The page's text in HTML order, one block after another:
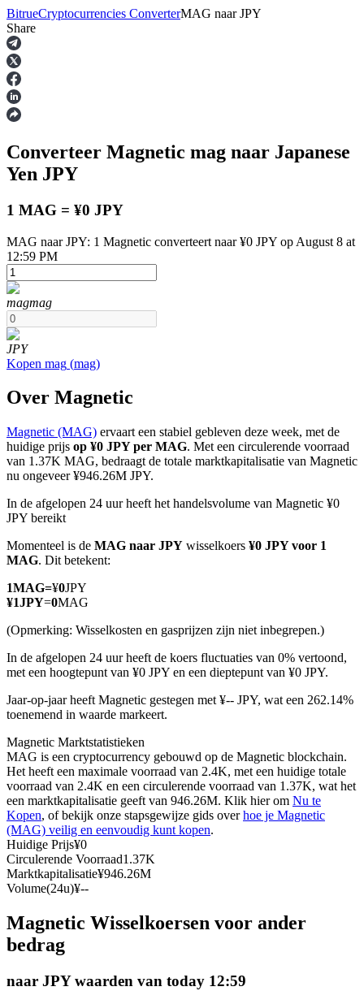
Termijncontracten
USDT-futures
COIN-M-futures
Cryptocurrency-futures
TradFi
Derivaten voor aandelen, forex, edelmetalen en grondstoffen
USDC-futures
Futures met USDC als onderpand
Sluit je aan bij top traders
BitrueCryptocurrencies ConverterMAG naar JPY
Share
Converteer Magnetic mag naar Japanese
Yen JPY
1 MAG = ¥0 JPY
MAG naar JPY: 1 Magnetic converteert naar ¥0 JPY op August 8 at
12:59 PM
magmag
JPY
Kopen mag (mag)
Over Magnetic
Magnetic (MAG) ervaart een stabiel gebleven deze week, met de
huidige prijs op ¥0 JPY per MAG. Met een circulerende voorraad
van 1.37K MAG, bedraagt de totale marktkapitalisatie van Magnetic
nu ongeveer ¥946.26M JPY.
In de afgelopen 24 uur heeft het handelsvolume van Magnetic ¥0
JPY bereikt
Momenteel is de MAG naar JPY wisselkoers ¥0 JPY voor 1
MAG. Dit betekent:
1MAG=¥0JPY
¥1JPY=0MAG
(Opmerking: Wisselkosten en gasprijzen zijn niet inbegrepen.)
In de afgelopen 24 uur heeft de koers fluctuaties van 0% vertoond,
met een hoogtepunt van ¥0 JPY en een dieptepunt van ¥0 JPY.
Jaar-op-jaar heeft Magnetic gestegen met ¥-- JPY, wat een 262.14%
toenemend in waarde markeert.
Magnetic Marktstatistieken
MAG is een cryptocurrency gebouwd op de Magnetic blockchain.
Het heeft een maximale voorraad van 2.4K, met een huidige totale
voorraad van 2.4K en een circulerende voorraad van 1.37K, wat het
een marktkapitalisatie geeft van 946.26M. Klik hier om Nu te
Kopen, of bekijk onze stapsgewijze gids overhoe je Magnetic
(MAG) veilig en eenvoudig kunt kopen.
Huidige Prijs¥0
Circulerende Voorraad1.37K
Marktkapitalisatie¥946.26M
Volume(24u)¥--
Magnetic Wisselkoersen voor ander
bedrag
naar JPY waarden van today 12:59